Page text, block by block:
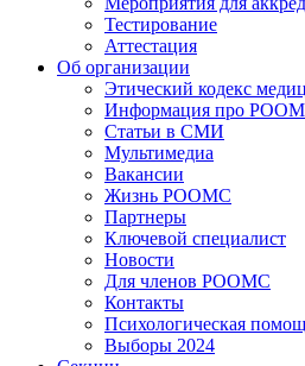
Тестирование
Аттестация
Об организации
Этический кодекс
Информация про
Статьи в СМИ
Мультимедиа
Вакансии
Жизнь РООМС
Партнеры
Ключевой специалист
Новости
Для членов РООМС
Контакты
Психологическая
Выборы 2024